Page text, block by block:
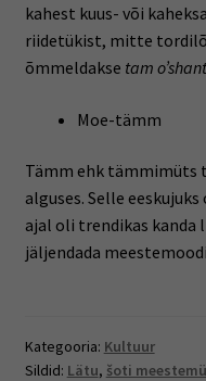
kahest kuus- või
riidetükist, mitte
õmmeldakse tam
Moe-tämm
Tämm ehk tämmimüts
alguses. Selle
ajal oli trendikas kanda
jäljendada
Kategooria: Kultuur
Sildid: Lätu, šoti